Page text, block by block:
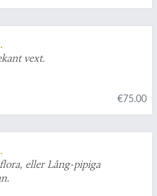
vext.
€75.00
eller Lång-pipiga